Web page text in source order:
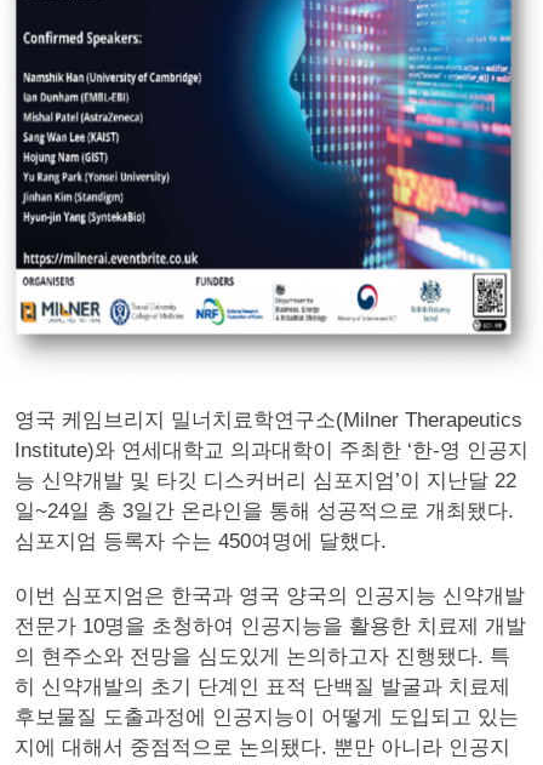
영국 케임브리지 밀너치료학연구소(Milner Therapeutics
Institute)와 연세대학교 의과대학이 주최한 ‘한-영 인공지
능 신약개발 및 타깃 디스커버리 심포지엄’이 지난달 22
일~24일 총 3일간 온라인을 통해 성공적으로 개최됐다.
심포지엄 등록자 수는 450여명에 달했다.
이번 심포지엄은 한국과 영국 양국의 인공지능 신약개발
전문가 10명을 초청하여 인공지능을 활용한 치료제 개발
의 현주소와 전망을 심도있게 논의하고자 진행됐다. 특
히 신약개발의 초기 단계인 표적 단백질 발굴과 치료제
후보물질 도출과정에 인공지능이 어떻게 도입되고 있는
지에 대해서 중점적으로 논의됐다. 뿐만 아니라 인공지